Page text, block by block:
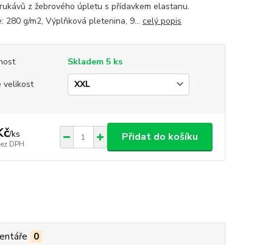
z žebrového úpletu s přídavkem elastanu.
280 g/m2, Výplňková pletenina, 9... celý popis
Skladem 5 ks
velikost
/ks
DPH
Přidat do košíku
0